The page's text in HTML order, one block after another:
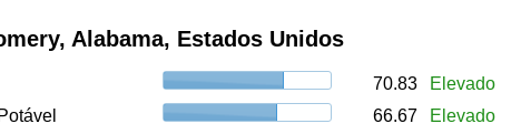
Alabama, Estados Unidos
70.83
Elevado
66.67
Elevado